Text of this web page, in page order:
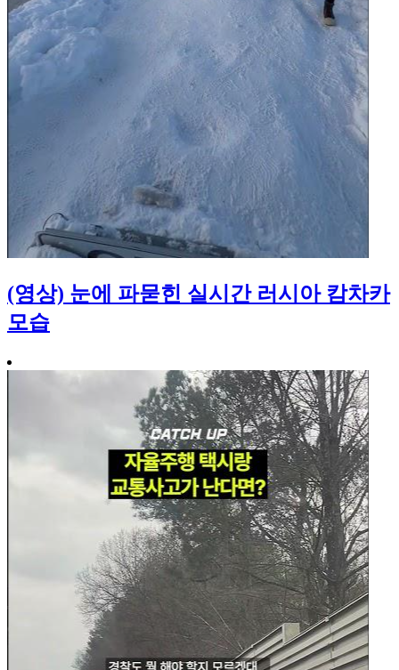
(영상) 눈에 파묻힌 실시간 러시아 캄차카
모습